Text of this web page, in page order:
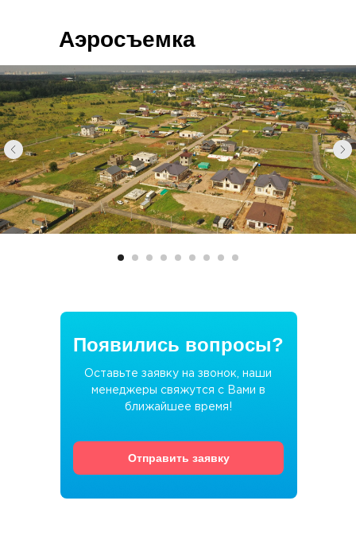
Аэросъемка
Появились вопросы?
Оставьте заявку на звонок, наши
менеджеры свяжутся с Вами в
ближайшее время!
Отправить заявку